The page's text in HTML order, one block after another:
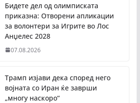
Бидете дел од олимписката
приказна: Отворени апликации
за волонтери за Игрите во Лос
Анџелес 2028
07.08.2026
Трамп изјави дека според него
војната со Иран ќе заврши
„многу наскоро“